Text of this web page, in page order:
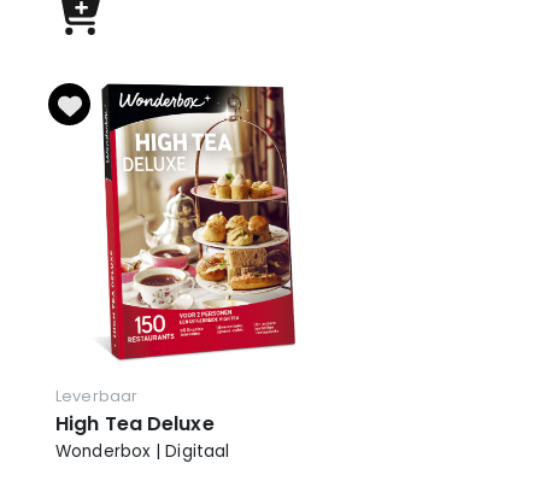
Leverbaar
High Tea Deluxe
Wonderbox | Digitaal